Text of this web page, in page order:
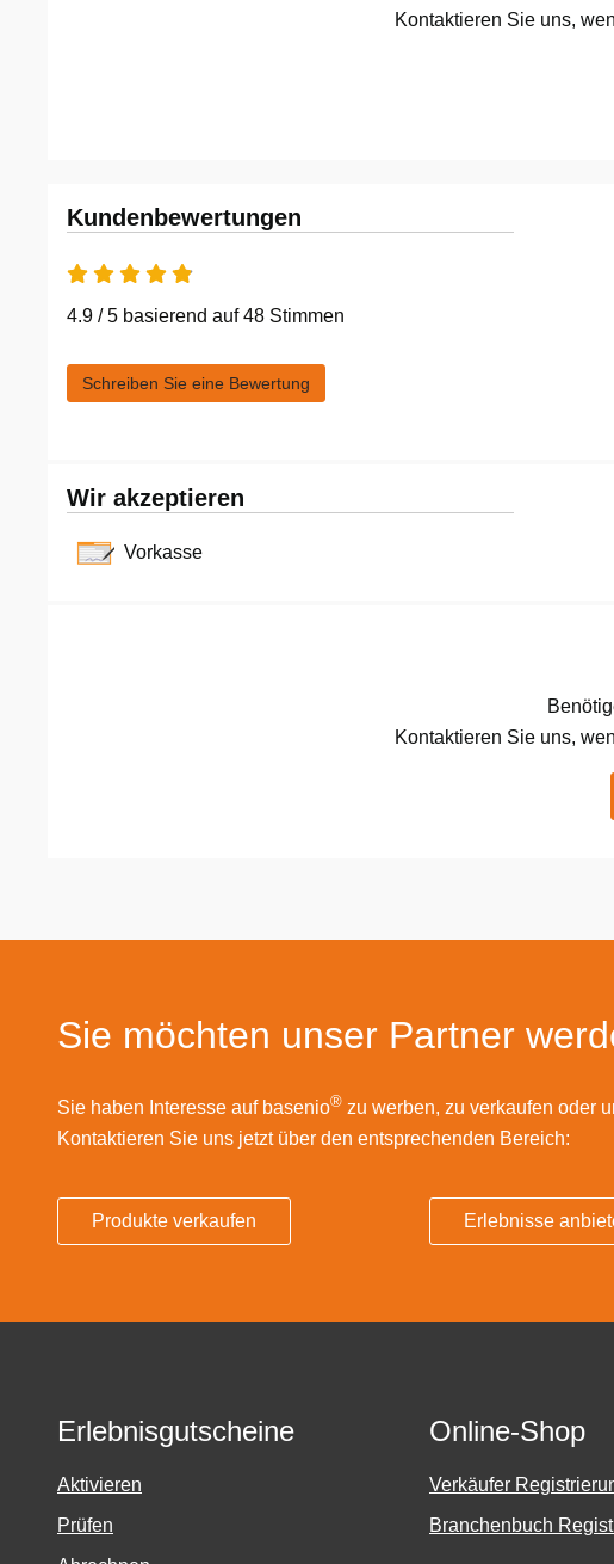
Kontaktieren Sie uns,
Kundenbewertungen
4.9 / 5 basierend auf 48 Stimmen
Schreiben Sie eine Bewertung
Wir akzeptieren
Vorkasse
Kontaktieren Sie uns,
Sie möchten unser Partner
Sie haben Interesse auf basenio® zu werben, zu verkaufen oder
Kontaktieren Sie uns jetzt über den entsprechenden Bereich:
Produkte verkaufen Erlebnisse
Erlebnisgutscheine
Aktivieren
Prüfen
Online-Shop
Verkäufer
Branchenbuch
Frankfurt am Main
Freiberg
Fulda
Fürstenfeldbruck
Görlitz
Halle
Hanau
Heidelberg
Heidenheim